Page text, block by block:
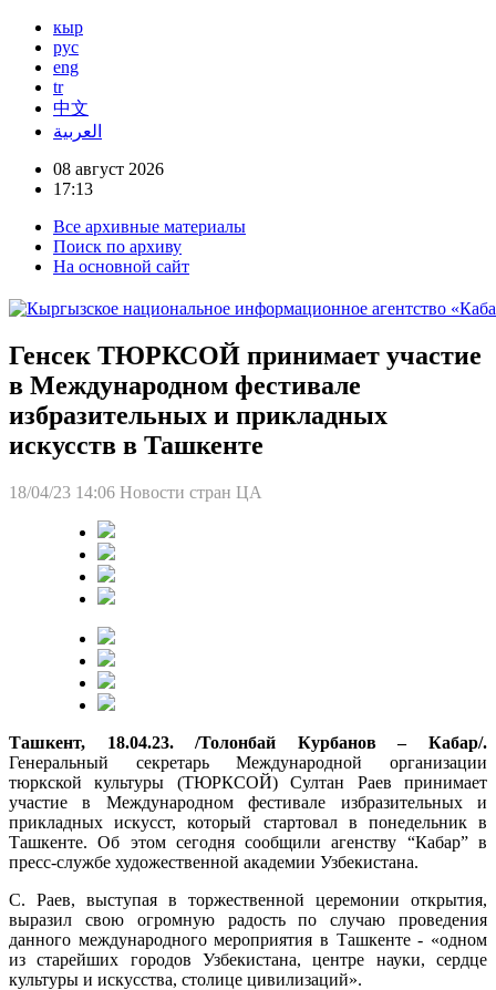
кыр
рус
eng
tr
中文
العربية
08 август 2026
17:13
Все архивные материалы
Поиск по архиву
На основной сайт
Генсек ТЮРКСОЙ принимает участие
в Международном фестивале
избразительных и прикладных
искусств в Ташкенте
18/04/23 14:06 Новости стран ЦА
Ташкент, 18.04.23. /Толонбай Курбанов – Кабар/.
Генеральный секретарь Международной организации
тюркской культуры (ТЮРКСОЙ) Султан Раев принимает
участие в Международном фестивале избразительных и
прикладных искусст, который стартовал в понедельник в
Ташкенте. Об этом сегодня сообщили агенству “Кабар” в
пресс-службе художественной академии Узбекистана.
С. Раев, выступая в торжественной церемонии открытия,
выразил свою огромную радость по случаю проведения
данного международного мероприятия в Ташкенте - «одном
из старейших городов Узбекистана, центре науки, сердце
культуры и искусства, столице цивилизаций».